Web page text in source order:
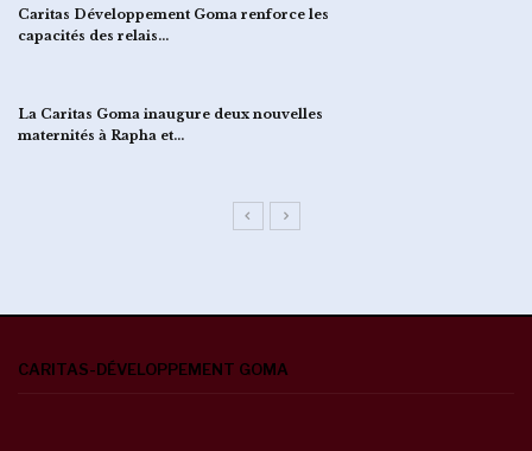
Caritas Développement Goma renforce les
capacités des relais…
La Caritas Goma inaugure deux nouvelles
maternités à Rapha et…
CARITAS-DÉVELOPPEMENT GOMA